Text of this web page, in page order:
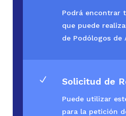
Podrá encontrar
que puede
de Podólogos de
N Solicitud de
Puede utilizar
para la petición